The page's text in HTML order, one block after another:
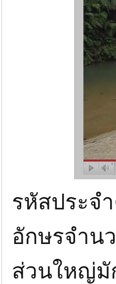
รหัสประจ
อักษรจำน
ส่วนใหญ่มั